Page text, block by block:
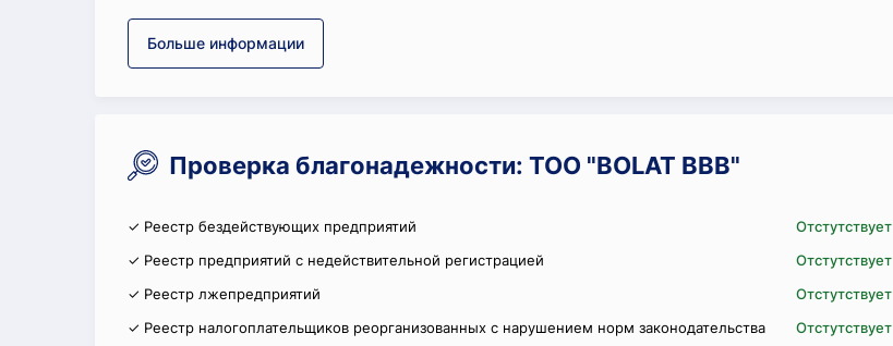
Больше информации
Проверка благонадежности: ТОО "BOLAT BBB"
✓ Реестр бездействующих предприятий
Отстутствует
✓ Реестр предприятий с недействительной регистрацией
Отстутствует
✓ Реестр лжепредприятий
Отстутствует
✓ Реестр налогоплательщиков реорганизованных с нарушением норм законодательства
Отстутствует